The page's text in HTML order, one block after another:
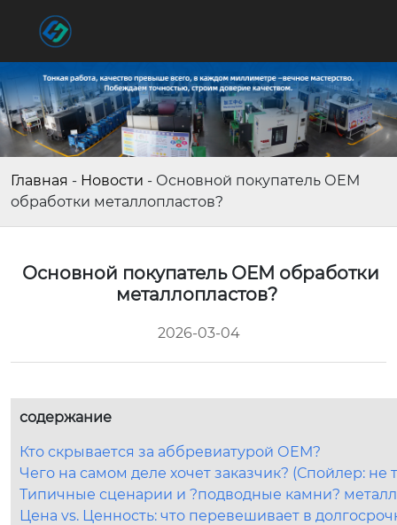
Главная - Новости - Основной покупатель ОЕМ
обработки металлопластов?
Основной покупатель ОЕМ обработки
металлопластов?
2026-03-04
содержание
Кто скрывается за аббревиатурой ОЕМ?
Чего на самом деле хочет заказчик? (Спойлер: не
Типичные сценарии и ?подводные камни?
Цена vs. Ценность: что перевешивает в